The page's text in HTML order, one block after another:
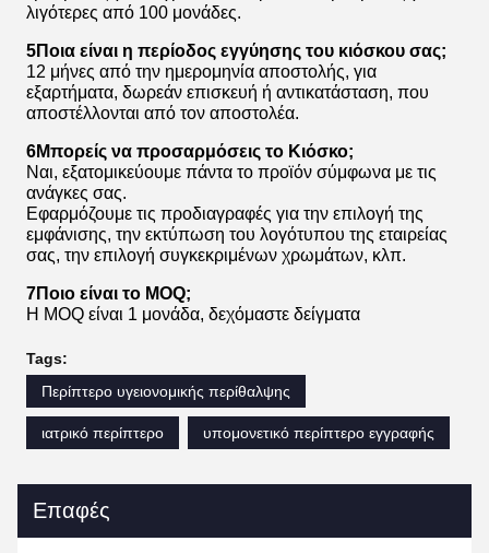
λιγότερες από 100 μονάδες.
5Ποια είναι η περίοδος εγγύησης του κιόσκου σας;
12 μήνες από την ημερομηνία αποστολής, για
εξαρτήματα, δωρεάν επισκευή ή αντικατάσταση, που
αποστέλλονται από τον αποστολέα.
6Μπορείς να προσαρμόσεις το Κιόσκο;
Ναι, εξατομικεύουμε πάντα το προϊόν σύμφωνα με τις
ανάγκες σας.
Εφαρμόζουμε τις προδιαγραφές για την επιλογή της
εμφάνισης, την εκτύπωση του λογότυπου της εταιρείας
σας, την επιλογή συγκεκριμένων χρωμάτων, κλπ.
7Ποιο είναι το MOQ;
Η MOQ είναι 1 μονάδα, δεχόμαστε δείγματα
Tags:
Περίπτερο υγειονομικής περίθαλψης
ιατρικό περίπτερο υπομονετικό περίπτερο εγγραφής
Επαφές